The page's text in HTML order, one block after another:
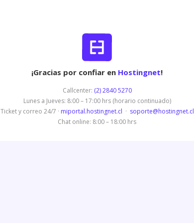
¡Gracias por confiar en Hostingnet!
Callcenter: (2) 2840 5270
Lunes a Jueves: 8:00 – 17:00 hrs (horario continuado)
Ticket y correo 24/7 · miportal.hostingnet.cl · soporte@hostingnet.cl
Chat online: 8:00 – 18:00 hrs